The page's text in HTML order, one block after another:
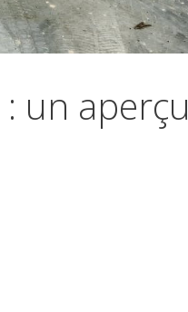
un aperçu